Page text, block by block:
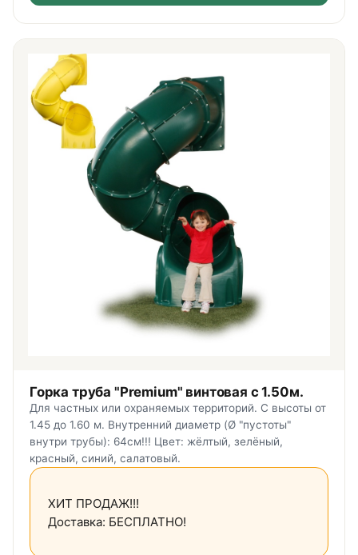
Горка труба "Premium" винтовая с 1.50м.
Для частных или охраняемых территорий. С высоты от
1.45 до 1.60 м. Внутренний диаметр (Ø "пустоты"
внутри трубы): 64см!!! Цвет: жёлтый, зелёный,
красный, синий, салатовый.
ХИТ ПРОДАЖ!!!
Доставка: БЕСПЛАТНО!